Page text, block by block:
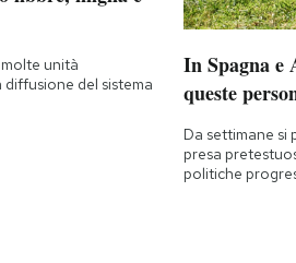
unità
del sistema
In Spagna e
queste
Da settimane
presa
politiche